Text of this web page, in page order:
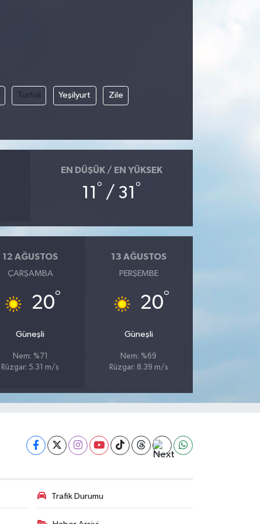
Turhal Yeşilyurt Zile
EN DÜŞÜK / EN YÜKSEK
11 ° / 31 °
12 AĞUSTOS
ÇARŞAMBA
20°
Güneşli
Nem: %71
Rüzgar: 5.31 m/s
13 AĞUSTOS
PERŞEMBE
20°
Güneşli
Nem: %69
Rüzgar: 8.39 m/s
Trafik Durumu